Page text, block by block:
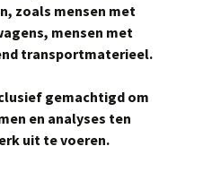
zoals mensen met
mensen met
transportmaterieel.
gemachtigd om
en analyses ten
uit te voeren.